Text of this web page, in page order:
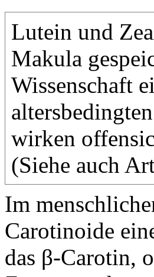
Lutein und
Makula
Wissenschaft
wirken
(Siehe auch
Im
Carotinoide
das β-Carotin,